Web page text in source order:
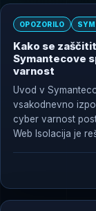
OPOZORILO
Kako se
Symantecove
varnost
Uvod v
vsakodnevno
cyber varnost
Web Isolacija je